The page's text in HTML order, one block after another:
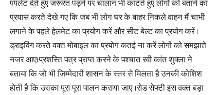
पंपलेट देते हुए जरूरत पड़ने पर चालान भी काटते हुए लोगों को बताने का
प्रयास करते देखे गए कि जब भी लोग घर के बाहर निकले वाहन मैं चाभी
लगाने के पहले हेलमेट का प्रयोग करें और सीट बेल्ट का प्रयोग करें ।
ड्राइविंग करते वक्त मोबाइल का प्रयोग कतई ना करें लोगों को समझाते
नजर आए।प्रशस्ति पत्र प्राप्त करने के पश्चात रवी कांत शुक्ला ने
बताया कि जो भी जिम्मेदारी शासन के स्तर से मिलता है उनकी कोशिश
होती है कि उसका पूरा पूरा पालन कराया जाए ।रोड सेफ्टी इस वक्त बड़ा